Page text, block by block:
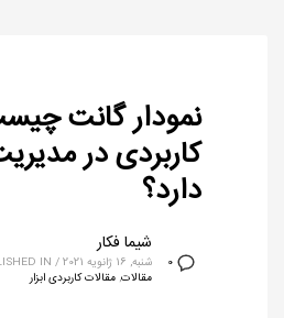
نمودار گانت
کاربردی در
دارد؟
0
شیما فکار
شنبه, 16 ژانویه 2021 /
IN
مقالات, مقالات کاربردی ابزار